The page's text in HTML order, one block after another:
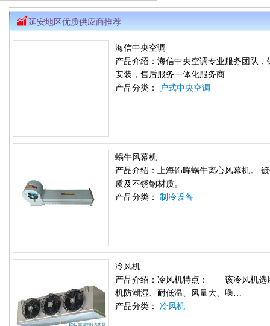
延安地区优质供应商推荐
海信中央空调
产品介绍：海信中央空调专业服务团队，
安装，售后服务一体化服务商
产品分类： 户式中央空调
蜗牛风幕机
产品介绍：上海饰晖蜗牛离心风幕机。
质及不锈钢材质。
产品分类： 制冷设备
冷风机
产品介绍：冷风机特点： 该冷风机选
机防潮湿、耐低温、风量大、噪…
产品分类： 冷风机